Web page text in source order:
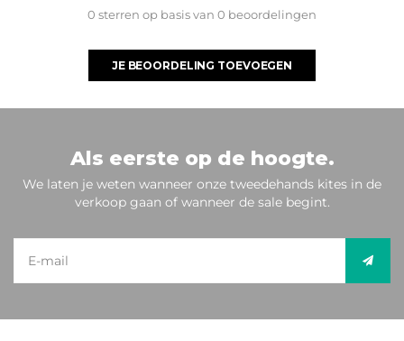
0 sterren op basis van 0 beoordelingen
JE BEOORDELING TOEVOEGEN
Als eerste op de hoogte.
We laten je weten wanneer onze tweedehands kites in de
verkoop gaan of wanneer de sale begint.